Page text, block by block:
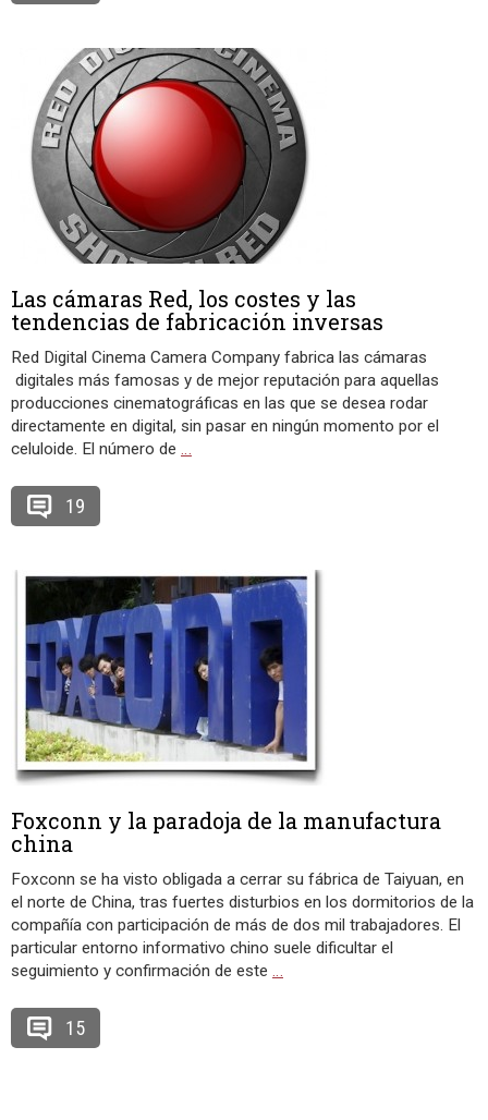
Las cámaras Red, los costes y las
tendencias de fabricación inversas
Red Digital Cinema Camera Company fabrica las cámaras
digitales más famosas y de mejor reputación para aquellas
producciones cinematográficas en las que se desea rodar
directamente en digital, sin pasar en ningún momento por el
celuloide. El número de …
19
Foxconn y la paradoja de la manufactura
china
Foxconn se ha visto obligada a cerrar su fábrica de Taiyuan, en
el norte de China, tras fuertes disturbios en los dormitorios de la
compañía con participación de más de dos mil trabajadores. El
particular entorno informativo chino suele dificultar el
seguimiento y confirmación de este …
15